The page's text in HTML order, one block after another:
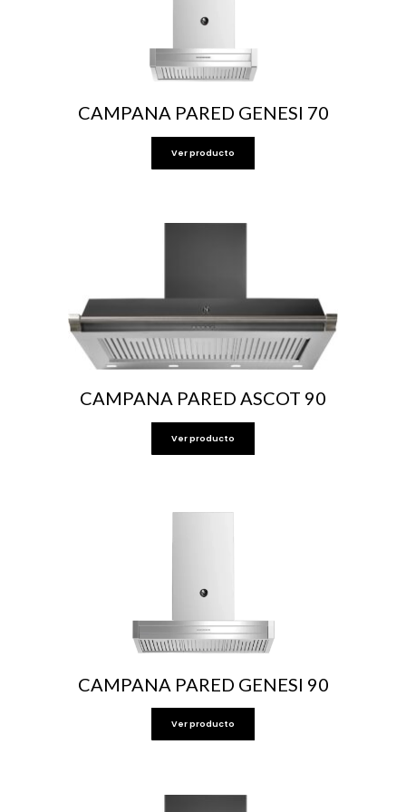
CAMPANA PARED GENESI 70
Ver producto
CAMPANA PARED ASCOT 90
Ver producto
CAMPANA PARED GENESI 90
Ver producto